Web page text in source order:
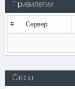
Привилегии
# Сервер
Стена